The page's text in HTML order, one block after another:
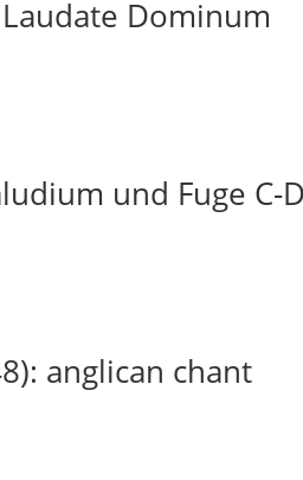
Dominum
und Fuge C-
anglican chant